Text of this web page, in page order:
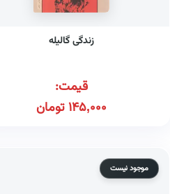
زندگی گالیله
قیمت:
145,000تومان
موجود نیست